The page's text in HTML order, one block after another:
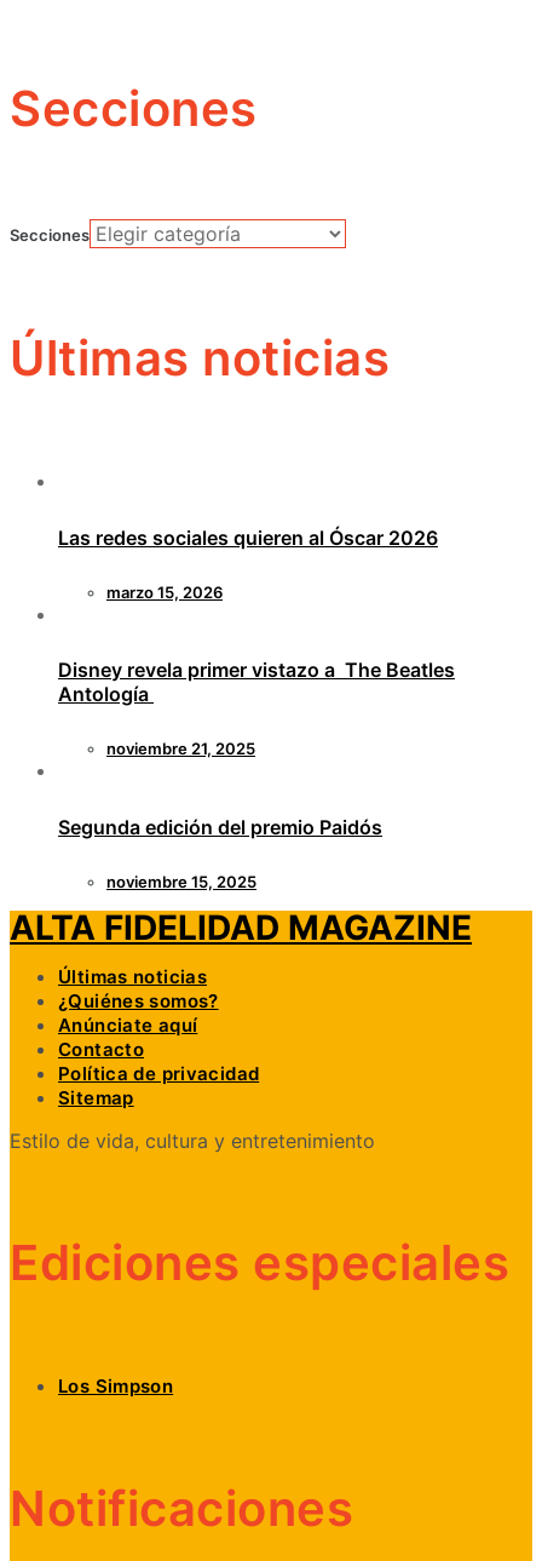
Secciones
Secciones
Últimas noticias
Las redes sociales quieren al Óscar 2026
marzo 15, 2026
Disney revela primer vistazo a The Beatles
Antología
noviembre 21, 2025
Segunda edición del premio Paidós
noviembre 15, 2025
ALTA FIDELIDAD MAGAZINE
Últimas noticias
¿Quiénes somos?
Anúnciate aquí
Contacto
Política de privacidad
Sitemap
Estilo de vida, cultura y entretenimiento
Ediciones especiales
Los Simpson
Notificaciones